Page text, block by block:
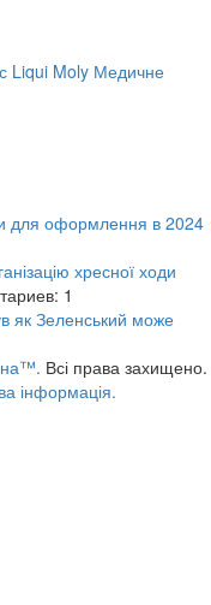
Liqui Moly Медичне
для оформлення в 2024
хресної ходи
1
як Зеленський може
Всі права захищено.
інформація.